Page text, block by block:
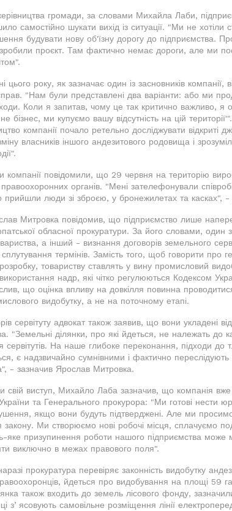
громади, за словами Михайла Лаби,
самостійно шукати вихід із ситуації. "Ми не
будувати нову об'їзну дорогу до підприємства.
проєкт. Там фактично немає дороги, але ми
цього року, як зазначає один із засновників
"Нам були представлені два варіанти: або ми
Коли я запитав, чому це так критично важливо, я
бізнес, ми купуємо вашу відсутність на цій
компанії почало ретельно досліджувати
власників іншого андезитового родовища і
компанії повідомили, що 29 червня на територію
правоохоронних органів. "Мені зателефонували
прийшли люди зі зброєю, у бронежилетах та касках",
Митровка повідомив, що підприємство лише
обласної прокуратури. За його словами, один
а інший - визнання договорів земельного
сплутування термінів. Замість того, щоб говорити про
товариству ставлять у вину промисловий
надр, які чітко регулюються Кодексом
що оцінка впливу на довкілля повинна
видобутку, а не на поточному етапі.
сервітуту адвокат також заявив, що вони укладені
"Земельні ділянки, про які йдеться, не належать до
сервітутів. На наше глибоке переконання, підходи до
є надзвичайно сумнівними і фактично
- зазначив Ярослав Митровка.
свій виступ, Михайло Лаба зазначив, що компанія вже
та Генерального прокурора: "Ми готові нести
якщо вони будуть підтверджені. Але ми
закону. Ми створюємо нові робочі місця, сплачуємо
яке призупинення роботи нашого підприємства може
виключно в межах правового поля".
прокуратура перевіряє законність видобутку
йдеться про видобування на площі 59
також входить до земель лісового фонду,
зʼясовують самовільне розміщення лінії